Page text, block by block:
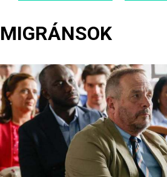
MIGRÁNSOK